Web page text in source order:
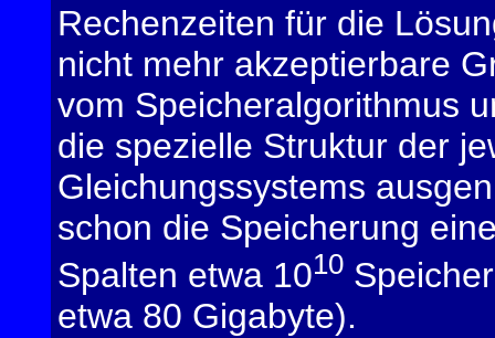
Rechenzeiten für die
nicht mehr akzeptierbare
vom Speicheralgorithmus
die spezielle Struktur der
Gleichungssystems
schon die Speicherung
Spalten etwa 1010
etwa 80 Gigabyte).